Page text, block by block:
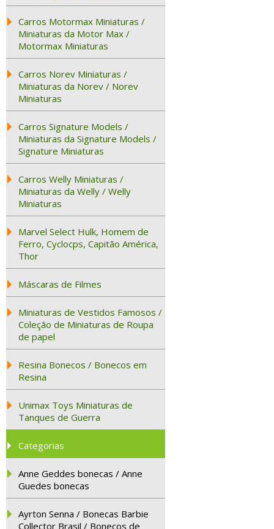
Carros Motormax Miniaturas /
Miniaturas da Motor Max /
Motormax Miniaturas
Carros Norev Miniaturas /
Miniaturas da Norev / Norev
Miniaturas
Carros Signature Models /
Miniaturas da Signature Models /
Signature Miniaturas
Carros Welly Miniaturas /
Miniaturas da Welly / Welly
Miniaturas
Marvel Select Hulk, Homem de
Ferro, Cyclocps, Capitão América,
Thor
Máscaras de Filmes
Miniaturas de Vestidos Famosos /
Coleção de Miniaturas de Roupa
de papel
Resina Bonecos / Bonecos em
Resina
Unimax Toys Miniaturas de
Tanques de Guerra
Categorias
Anne Geddes bonecas / Anne
Guedes bonecas
Ayrton Senna / Bonecas Barbie
Collector Brasil / Bonecos de